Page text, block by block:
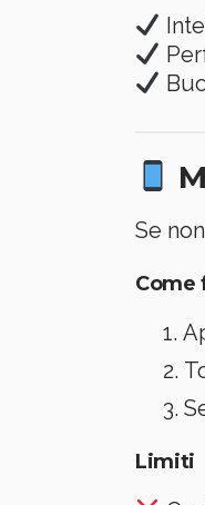
Se
Come
Limiti